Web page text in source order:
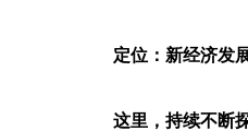
定位：新经济发
这里，持续不断